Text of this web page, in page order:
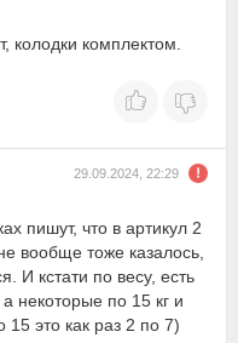
колодки комплектом.
29.09.2024, 22:29
пишут, что в артикул 2
вообще тоже казалось,
И кстати по весу, есть
некоторые по 15 кг и
15 это как раз 2 по 7)